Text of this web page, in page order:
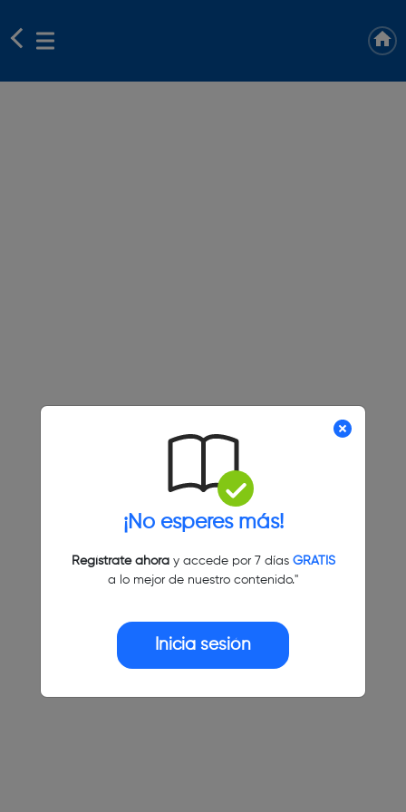
¡No esperes más!
Regístrate ahoray accede por 7 días GRATIS
a lo mejor de nuestro contenido."
Inicia sesión